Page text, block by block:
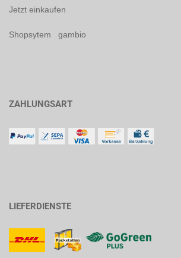
Jetzt einkaufen
Shopsytem gambio
ZAHLUNGSART
LIEFERDIENSTE